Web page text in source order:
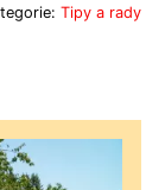
Tipy a rady